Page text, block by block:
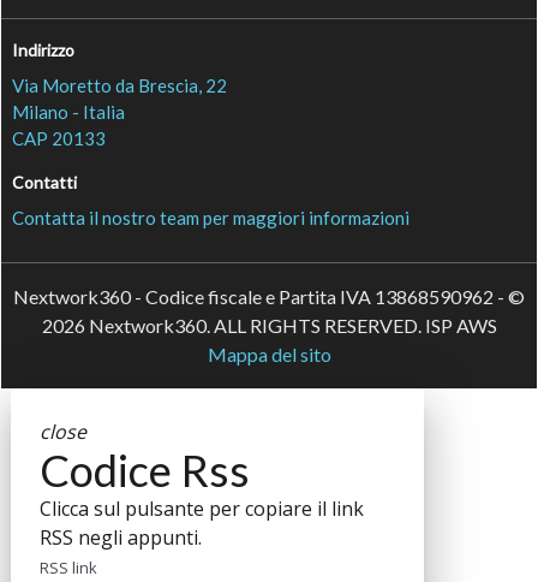
Indirizzo
Via Moretto da Brescia, 22
Milano - Italia
CAP 20133
Contatti
Contatta il nostro team per maggiori informazioni
Nextwork360 - Codice fiscale e Partita IVA 13868590962 - ©
2026 Nextwork360. ALL RIGHTS RESERVED. ISP AWS
Mappa del sito
close
Codice Rss
Clicca sul pulsante per copiare il link
RSS negli appunti.
RSS link